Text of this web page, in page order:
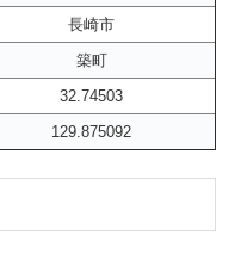
長崎市
築町
32.74503
129.875092